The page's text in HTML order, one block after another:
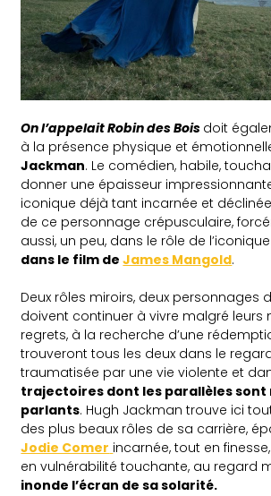
On l’appelait Robin des Bois doit
à la présence physique et
Jackman. Le comédien, habile,
donner une épaisseur
iconique déjà tant incarnée et
de ce personnage crépusculaire,
aussi, un peu, dans le rôle de l’iconique
dans le film deJames Mangold.
Deux rôles miroirs, deux personnages
doivent continuer à vivre malgré leurs
regrets, à la recherche d’une
trouveront tous les deux dans le
traumatisée par une vie violente et
trajectoires dont les parallèles sont
parlants. Hugh Jackman trouve ici
des plus beaux rôles de sa carrière,
Jodie Comer incarnée, tout en
en vulnérabilité touchante, au regard
inonde l’écran de sa solarité.